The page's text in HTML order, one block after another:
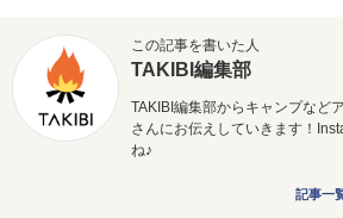
この記事を書いた人
TAKIBI編集部
TAKIBI編集部からキャンプなど
さんにお伝えしていきます！
ね♪
記事一